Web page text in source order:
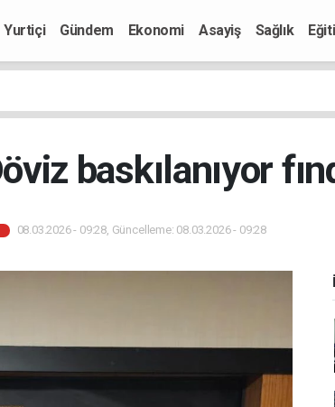
Yurtiçi Gündem Ekonomi Asayiş Sağlık
baskılanıyor
08.03.2026 - 09:28, Güncelleme: 08.03.2026 - 09:28